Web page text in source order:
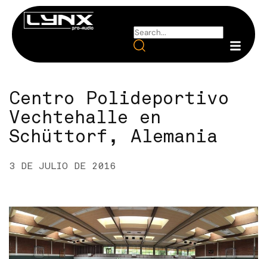
Centro Polideportivo
Vechtehalle en
Schüttorf, Alemania
3 DE JULIO DE 2016